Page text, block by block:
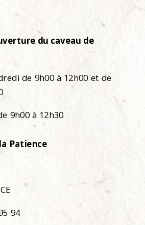
du caveau de
de 9h00 à 12h00 et de
9h00 à 12h30
Patience
94